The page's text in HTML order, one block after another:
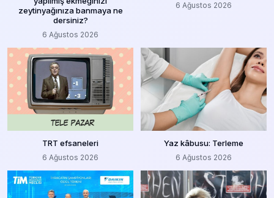
zeytinyağınıza banmaya ne
dersiniz?
6 Ağustos 2026
6 Ağustos 2026
TRT efsaneleri
6 Ağustos 2026
Yaz kâbusu: Terleme
6 Ağustos 2026